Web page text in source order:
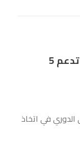
5 أدوات ل تحليل البيانات المالية تدعم
الدوري في اتخاذ